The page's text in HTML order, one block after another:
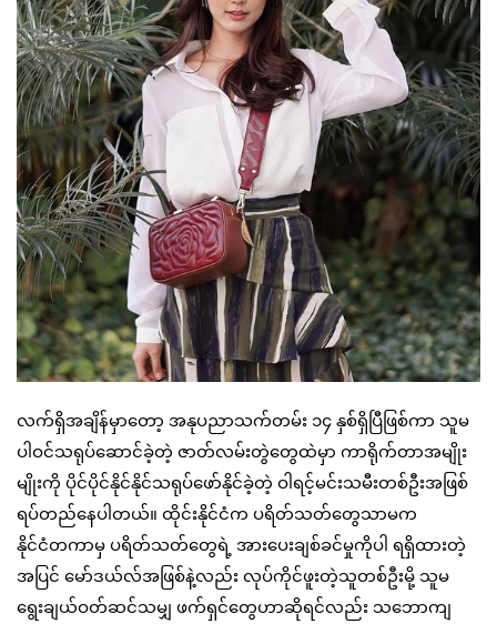
လက်ရှိအချိန်မှာတော့ အနုပညာသက်တမ်း ၁၄ နှစ်ရှိပြီဖြစ်ကာ သူမ
ပါဝင်သရုပ်ဆောင်ခဲ့တဲ့ ဇာတ်လမ်းတွဲတွေထဲမှာ ကာရိုက်တာအမျိုး
မျိုးကို ပိုင်ပိုင်နိုင်နိုင်သရုပ်ဖော်နိုင်ခဲ့တဲ့ ဝါရင့်မင်းသမီးတစ်ဦးအဖြစ်
ရပ်တည်နေပါတယ်။ ထိုင်းနိုင်ငံက ပရိတ်သတ်တွေသာမက
နိုင်ငံတကာမှ ပရိတ်သတ်တွေရဲ့ အားပေးချစ်ခင်မှုကိုပါ ရရှိထားတဲ့
အပြင် မော်ဒယ်လ်အဖြစ်နဲ့လည်း လုပ်ကိုင်ဖူးတဲ့သူတစ်ဦးမို့ သူမ
ရွေးချယ်ဝတ်ဆင်သမျှ ဖက်ရှင်တွေဟာဆိုရင်လည်း သဘောကျ